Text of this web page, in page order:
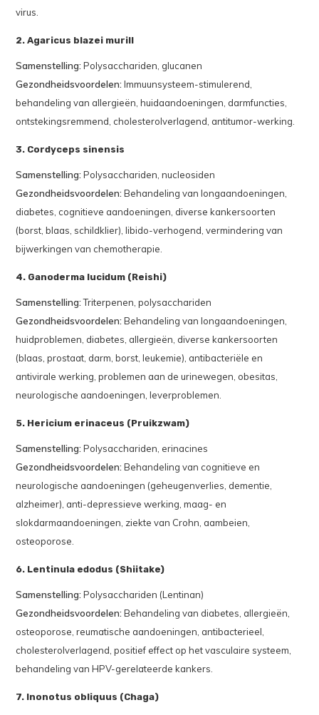
virus.
2. Agaricus blazei murill
Samenstelling: Polysacchariden, glucanen
Gezondheidsvoordelen: Immuunsysteem-stimulerend,
behandeling van allergieën, huidaandoeningen, darmfuncties,
ontstekingsremmend, cholesterolverlagend, antitumor-werking.
3. Cordyceps sinensis
Samenstelling: Polysacchariden, nucleosiden
Gezondheidsvoordelen: Behandeling van longaandoeningen,
diabetes, cognitieve aandoeningen, diverse kankersoorten
(borst, blaas, schildklier), libido-verhogend, vermindering van
bijwerkingen van chemotherapie.
4. Ganoderma lucidum (Reishi)
Samenstelling:Triterpenen, polysacchariden
Gezondheidsvoordelen: Behandeling van longaandoeningen,
huidproblemen, diabetes, allergieën, diverse kankersoorten
(blaas, prostaat, darm, borst, leukemie), antibacteriële en
antivirale werking, problemen aan de urinewegen, obesitas,
neurologische aandoeningen, leverproblemen.
5. Hericium erinaceus (Pruikzwam)
Samenstelling: Polysacchariden, erinacines
Gezondheidsvoordelen: Behandeling van cognitieve en
neurologische aandoeningen (geheugenverlies, dementie,
alzheimer), anti-depressieve werking, maag- en
slokdarmaandoeningen, ziekte van Crohn, aambeien,
osteoporose.
6. Lentinula edodus (Shiitake)
Samenstelling: Polysacchariden (Lentinan)
Gezondheidsvoordelen: Behandeling van diabetes, allergieën,
osteoporose, reumatische aandoeningen, antibacterieel,
cholesterolverlagend, positief effect op het vasculaire systeem,
behandeling van HPV-gerelateerde kankers.
7. Inonotus obliquus (Chaga)